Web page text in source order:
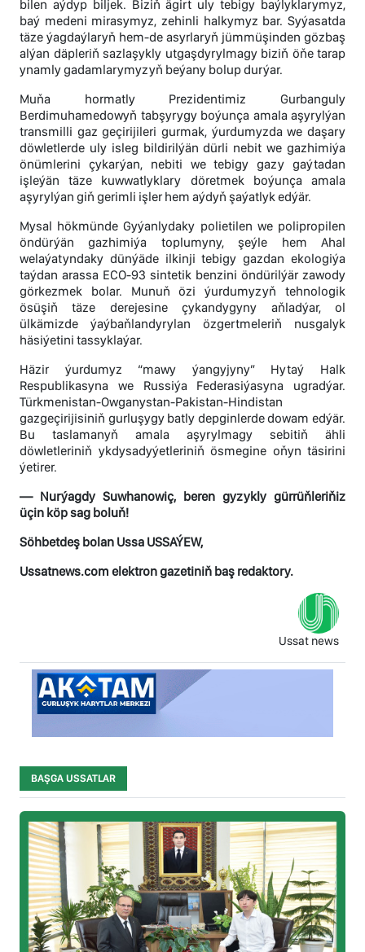
bilen aýdyp biljek. Biziň ägirt uly tebigy baýlyklarymyz,
baý medeni mirasymyz, zehinli halkymyz bar. Syýasatda
täze ýagdaýlaryň hem-de asyrlaryň jümmüşinden gözbaş
alýan däpleriň sazlaşykly utgaşdyrylmagy biziň öňe tarap
ynamly gadamlarymyzyň beýany bolup durýar.
Muňa hormatly Prezidentimiz Gurbanguly
Berdimuhamedowyň tabşyrygy boýunça amala aşyrylýan
transmilli gaz geçirijileri gurmak, ýurdumyzda we daşary
döwletlerde uly isleg bildirilýän dürli nebit we gazhimiýa
önümlerini çykarýan, nebiti we tebigy gazy gaýtadan
işleýän täze kuwwatlyklary döretmek boýunça amala
aşyrylýan giň gerimli işler hem aýdyň şaýatlyk edýär.
Mysal hökmünde Gyýanlydaky polietilen we polipropilen
öndürýän gazhimiýa toplumyny, şeýle hem Ahal
welaýatyndaky dünýäde ilkinji tebigy gazdan ekologiýa
taýdan arassa ЕСО-93 sintetik benzini öndürilýär zawody
görkezmek bolar. Munuň özi ýurdumyzyň tehnologik
ösüşiň täze derejesine çykandygyny aňladýar, ol
ülkämizde ýaýbaňlandyrylan özgertmeleriň nusgalyk
häsiýetini tassyklaýar.
Häzir ýurdumyz “mawy ýangyjyny” Hytaý Halk
Respublikasyna we Russiýa Federasiýasyna ugradýar.
Türkmenistan-Owganystan-Pakistan-Hindistan
gazgeçirijisiniň gurluşygy batly depginlerde dowam edýär.
Bu taslamanyň amala aşyrylmagy sebitiň ähli
döwletleriniň ykdysadyýetleriniň ösmegine oňyn täsirini
ýetirer.
— Nurýagdy Suwhanowiç, beren gyzykly gürrüňleriňiz
üçin köp sag boluň!
Söhbetdeş bolan Ussa USSAÝEW,
Ussatnews.com elektron gazetiniň baş redaktory.
Ussat news
BAŞGA USSATLAR